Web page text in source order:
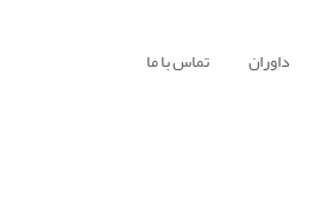
داوران تماس با ما